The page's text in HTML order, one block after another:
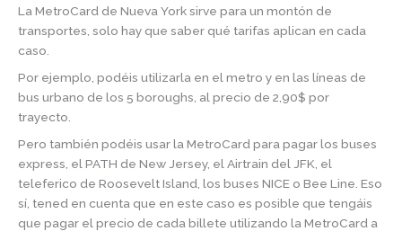
La MetroCard de Nueva York sirve para un montón de
transportes, solo hay que saber qué tarifas aplican en cada
caso.
Por ejemplo, podéis utilizarla en el metro y en las líneas de
bus urbano de los 5 boroughs, al precio de 2,90$ por
trayecto.
Pero también podéis usar la MetroCard para pagar los buses
express, el PATH de New Jersey, el Airtrain del JFK, el
teleferico de Roosevelt Island, los buses NICE o Bee Line. Eso
sí, tened en cuenta que en este caso es posible que tengáis
que pagar el precio de cada billete utilizando la MetroCard a